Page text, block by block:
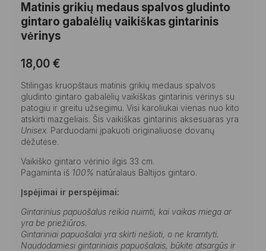
Matinis grikių medaus spalvos gludinto
gintaro gabalėlių vaikiškas gintarinis
vėrinys
18,00 €
Stilingas kruopštaus matinis grikių medaus spalvos
gludinto gintaro gabalėlių vaikiškas gintarinis vėrinys su
patogiu ir greitu užsegimu. Visi karoliukai vienas nuo kito
atskirti mazgeliais. Šis vaikiškas gintarinis aksesuaras yra
Unisex. Parduodami įpakuoti originaliuose dovanų
dėžutėse.
Vaikiško gintaro vėrinio ilgis 33 cm.
Pagaminta iš 100% natūralaus Baltijos gintaro.
Įspėjimai ir perspėjimai:
Gintarinius papuošalus reikia nuimti, kai vaikas miega ar
yra be priežiūros.
Gintariniai papuošalai yra skirti nešioti, o ne kramtyti.
Naudodamiesi gintariniais papuošalais, būkite atsargūs ir